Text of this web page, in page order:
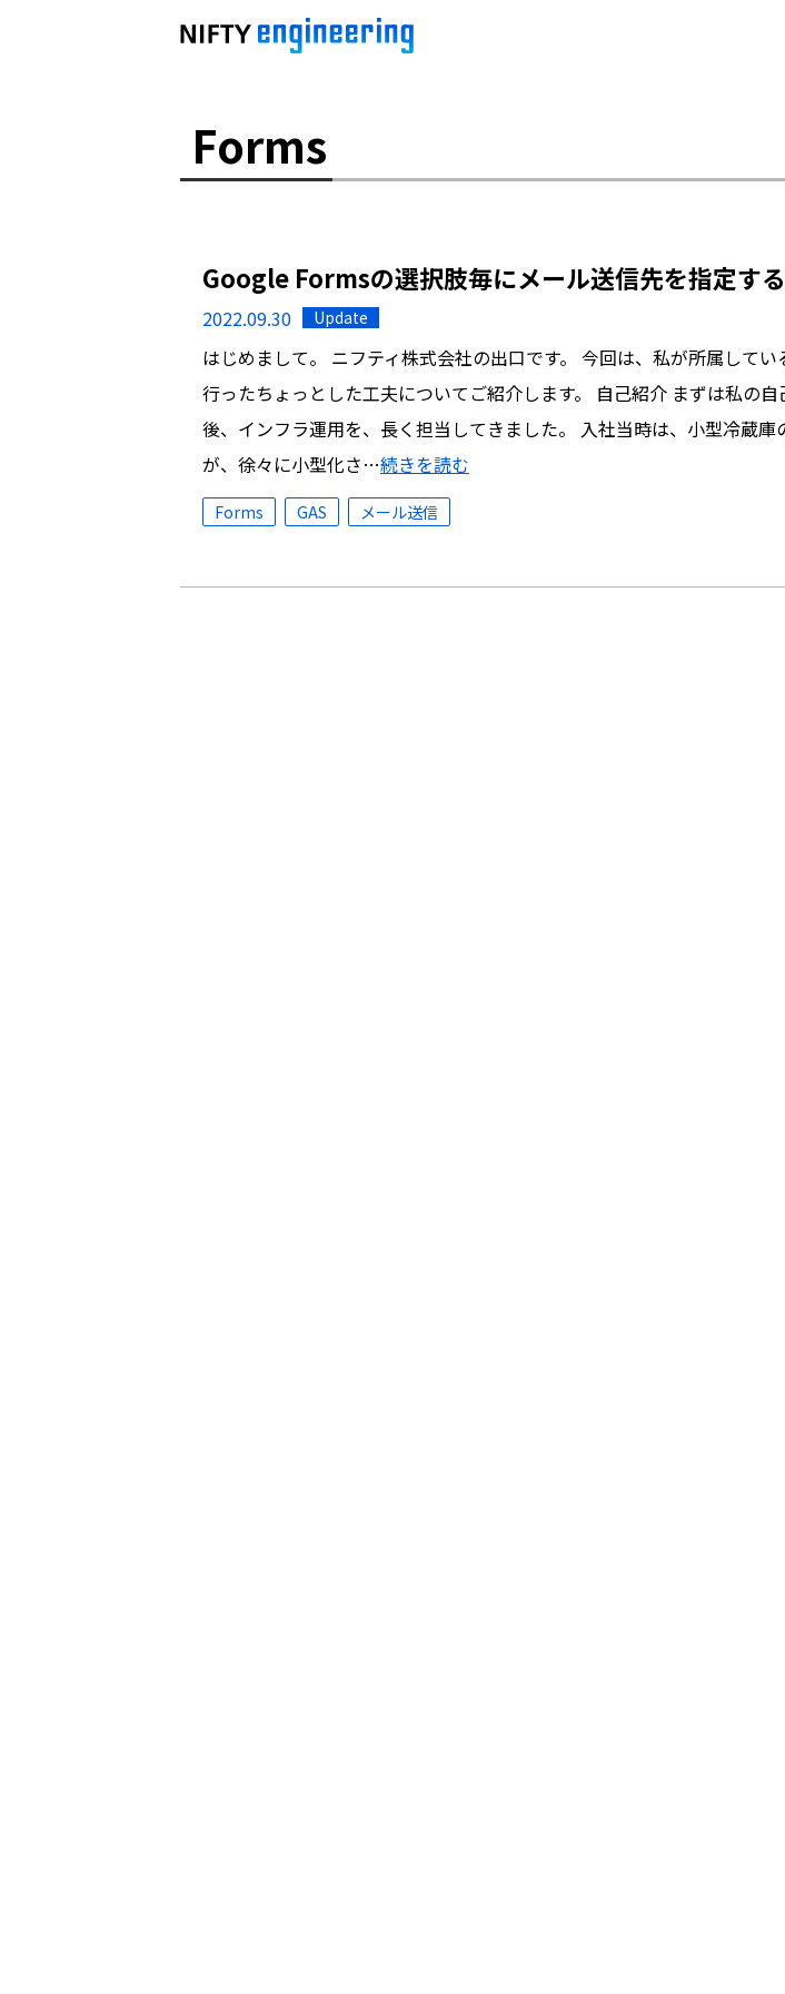
Forms
Google Formsの選択肢毎にメール送信先を指定す
2022.09.30 Update
はじめまして。 ニフティ株式会社の出口です。 今回は、私が所属して
行ったちょっとした工夫についてご紹介します。 自己紹介 まずは私の自
後、インフラ運用を、長く担当してきました。 入社当時は、小型冷蔵庫
が、徐々に小型化さ…続きを読む
Forms GAS メール送信